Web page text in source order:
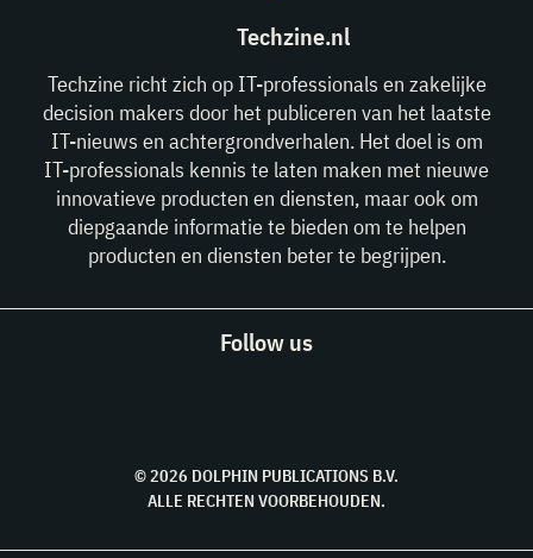
Techzine.nl
Techzine richt zich op IT-professionals en zakelijke
decision makers door het publiceren van het laatste
IT-nieuws en achtergrondverhalen. Het doel is om
IT-professionals kennis te laten maken met nieuwe
innovatieve producten en diensten, maar ook om
diepgaande informatie te bieden om te helpen
producten en diensten beter te begrijpen.
Follow us
© 2026 DOLPHIN PUBLICATIONS B.V.
ALLE RECHTEN VOORBEHOUDEN.